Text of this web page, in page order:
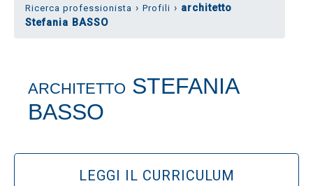
Ricerca professionista › Profili › architetto
Stefania BASSO
ARCHITETTO STEFANIA
BASSO
LEGGI IL CURRICULUM